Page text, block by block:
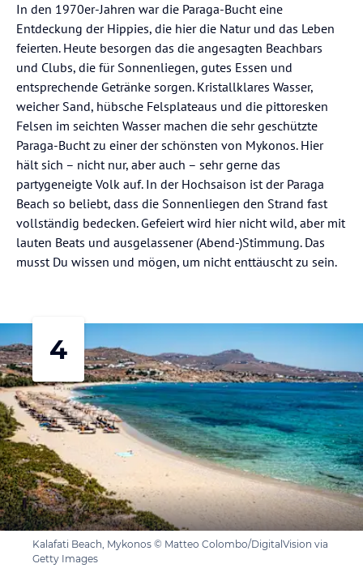
In den 1970er-Jahren war die Paraga-Bucht eine
Entdeckung der Hippies, die hier die Natur und das Leben
feierten. Heute besorgen das die angesagten Beachbars
und Clubs, die für Sonnenliegen, gutes Essen und
entsprechende Getränke sorgen. Kristallklares Wasser,
weicher Sand, hübsche Felsplateaus und die pittoresken
Felsen im seichten Wasser machen die sehr geschützte
Paraga-Bucht zu einer der schönsten von Mykonos. Hier
hält sich – nicht nur, aber auch – sehr gerne das
partygeneigte Volk auf. In der Hochsaison ist der Paraga
Beach so beliebt, dass die Sonnenliegen den Strand fast
vollständig bedecken. Gefeiert wird hier nicht wild, aber mit
lauten Beats und ausgelassener (Abend-)Stimmung. Das
musst Du wissen und mögen, um nicht enttäuscht zu sein.
4
Kalafati Beach, Mykonos © Matteo Colombo/DigitalVision via
Getty Images